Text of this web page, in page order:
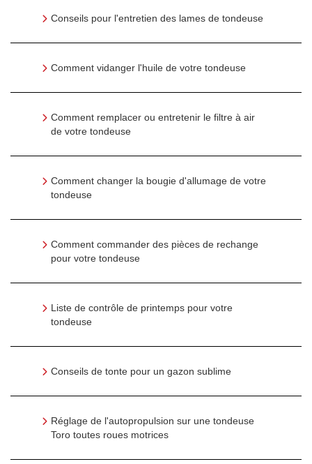
Conseils pour l'entretien des lames de tondeuse
Comment vidanger l'huile de votre tondeuse
Comment remplacer ou entretenir le filtre à air
de votre tondeuse
Comment changer la bougie d'allumage de votre
tondeuse
Comment commander des pièces de rechange
pour votre tondeuse
Liste de contrôle de printemps pour votre
tondeuse
Conseils de tonte pour un gazon sublime
Réglage de l'autopropulsion sur une tondeuse
Toro toutes roues motrices